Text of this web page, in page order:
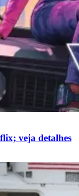
veja detalhes